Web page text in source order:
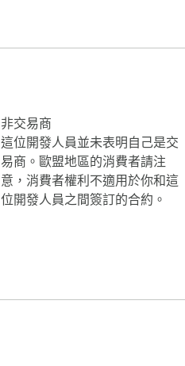
非交易商
這位開發人員並未表明自己是交
易商。歐盟地區的消費者請注
意，消費者權利不適用於你和這
位開發人員之間簽訂的合約。